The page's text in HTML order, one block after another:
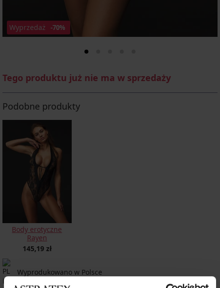
Wyprzedaż -70%
Tego produktu już nie ma w sprzedaży
Podobne produkty
Body erotyczne
Rayen
145,19 zł
Wyprodukowano w Polsce